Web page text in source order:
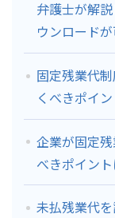
弁護士が解
ウンロードが
固定残業代
くべきポイ
企業が固定
べきポイン
未払残業代